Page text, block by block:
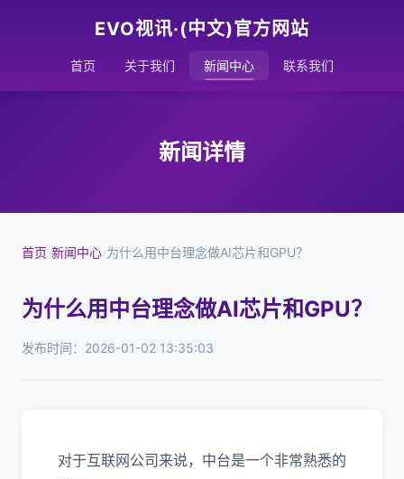
EVO视讯·(中文)官方网站
首页 关于我们 新闻中心 联系我们
新闻详情
首页›新闻中心›为什么用中台理念做AI芯片和GPU？
为什么用中台理念做AI芯片和GPU？
发布时间：2026-01-02 13:35:03
对于互联网公司来说，中台是一个非常熟悉的